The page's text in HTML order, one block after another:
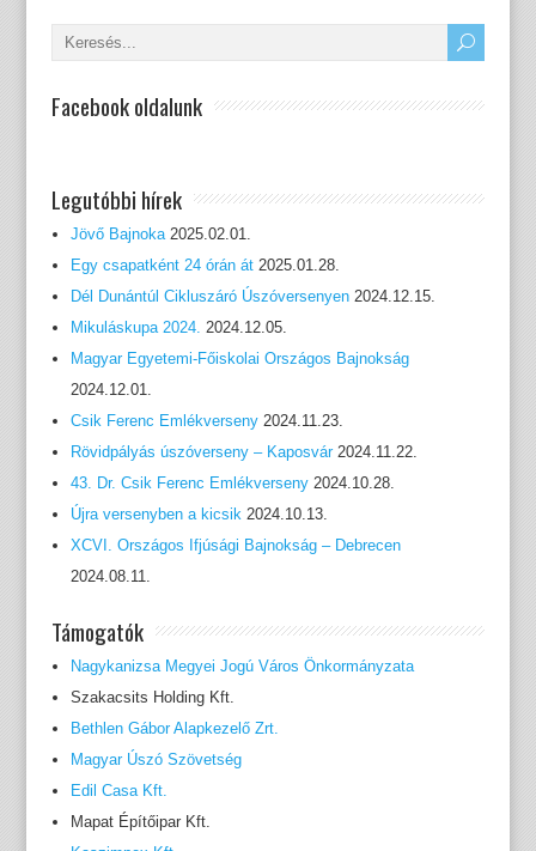
Facebook oldalunk
Legutóbbi hírek
Jövő Bajnoka 2025.02.01.
Egy csapatként 24 órán át 2025.01.28.
Dél Dunántúl Cikluszáró Úszóversenyen 2024.12.15.
Mikuláskupa 2024. 2024.12.05.
Magyar Egyetemi-Főiskolai Országos Bajnokság
2024.12.01.
Csik Ferenc Emlékverseny 2024.11.23.
Rövidpályás úszóverseny – Kaposvár 2024.11.22.
43. Dr. Csik Ferenc Emlékverseny 2024.10.28.
Újra versenyben a kicsik 2024.10.13.
XCVI. Országos Ifjúsági Bajnokság – Debrecen
2024.08.11.
Támogatók
Nagykanizsa Megyei Jogú Város Önkormányzata
Szakacsits Holding Kft.
Bethlen Gábor Alapkezelő Zrt.
Magyar Úszó Szövetség
Edil Casa Kft.
Mapat Építőipar Kft.